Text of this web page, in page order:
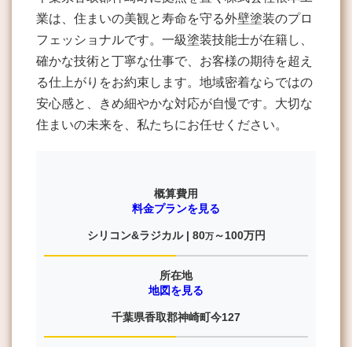
業は、住まいの美観と寿命を守る外壁塗装のプロ
フェッショナルです。一級塗装技能士が在籍し、
確かな技術と丁寧な仕事で、お客様の期待を超え
る仕上がりをお約束します。地域密着ならではの
安心感と、きめ細やかな対応が自慢です。大切な
住まいの未来を、私たちにお任せください。
概算費用
料金プランを見る
シリコン&ラジカル | 80万～100万円
所在地
地図を見る
千葉県香取郡神崎町今127